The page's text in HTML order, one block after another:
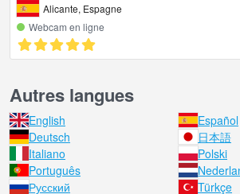
Alicante, Espagne
Webcam en ligne
Autres langues
English
Español
Deutsch
日本語
Italiano
Polski
Português
Русский
Türkçe